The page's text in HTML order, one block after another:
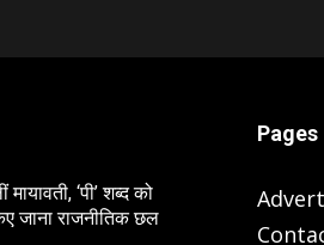
‘पी’ शब्द को
जाना राजनीतिक छल
Pages